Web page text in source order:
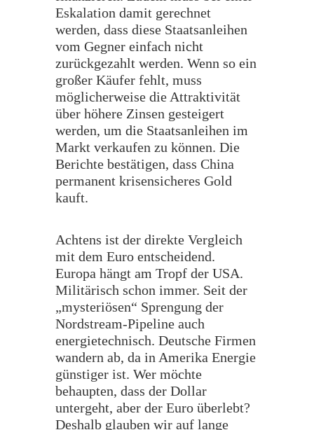
Eskalation damit gerechnet
werden, dass diese Staatsanleihen
vom Gegner einfach nicht
zurückgezahlt werden. Wenn so ein
großer Käufer fehlt, muss
möglicherweise die Attraktivität
über höhere Zinsen gesteigert
werden, um die Staatsanleihen im
Markt verkaufen zu können. Die
Berichte bestätigen, dass China
permanent krisensicheres Gold
kauft.
Achtens ist der direkte Vergleich
mit dem Euro entscheidend.
Europa hängt am Tropf der USA.
Militärisch schon immer. Seit der
„mysteriösen“ Sprengung der
Nordstream-Pipeline auch
energietechnisch. Deutsche Firmen
wandern ab, da in Amerika Energie
günstiger ist. Wer möchte
behaupten, dass der Dollar
untergeht, aber der Euro überlebt?
Deshalb glauben wir auf lange